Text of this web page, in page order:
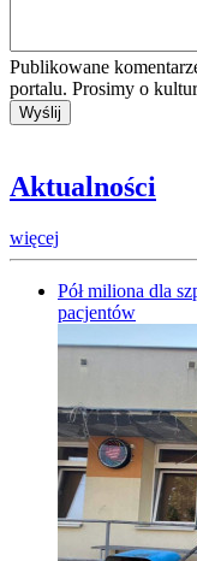
Publikowane
portalu. Prosimy o
Aktualności
więcej
Pół miliona dla
pacjentów